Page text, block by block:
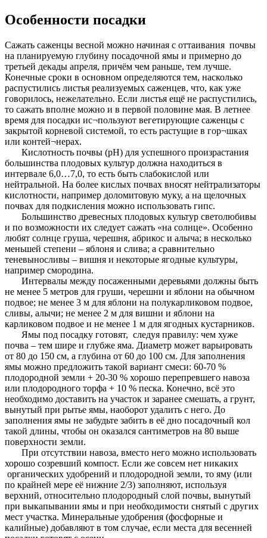
Особенности посадки
Сажать саженцы весной можно начиная с оттаивания почвы
на планируемую глубину посадочной ямы и примерно до
третьей декады апреля, причём чем раньше, тем лучше.
Конечные сроки в основном определяются тем, насколько
распустились листья реализуемых саженцев, что, как уже
говорилось, нежелательно. Если листья ещё не распустились,
то сажать вполне можно и в первой половине мая. В летнее
время для посадки ис¬пользуют вегетирующие саженцы с
закрытой корневой системой, то есть растущие в гор¬шках
или контей¬нерах.
Кислотность почвы (рН) для успешного произрастания
большинства плодовых культур должна находиться в
интервале 6,0…7,0, то есть быть слабокислой или
нейтральной. На более кислых почвах вносят нейтрализаторы
кислотности, например доломитовую муку, а на щелочных
почвах для подкисления можно использовать гипс.
Большинство древесных плодовых культур светолюбивы
и по возможности их следует сажать «на солнце». Особенно
любят солнце груша, черешня, абрикос и алыча; в несколько
меньшей степени – яблоня и слива; а сравнительно
теневыносливы – вишня и некоторые ягодные культуры,
например смородина.
Интервалы между посаженными деревьями должны быть
не менее 5 метров для груши, черешни и яблони на обычном
подвое; не менее 3 м для яблони на полукарликовом подвое,
сливы, алычи; не менее 2 м для вишни и яблони на
карликовом подвое и не менее 1 м для ягодных кустарников.
Ямы под посадку готовят, следуя правилу: чем хуже
почва – тем шире и глубже яма. Диаметр может варьировать
от 80 до 150 см, а глубина от 60 до 100 см. Для заполнения
ямы можно предложить такой вариант смеси: 60-70 %
плодородной земли + 20-30 % хорошо перепревшего навоза
или плодородного торфа + 10 % песка. Конечно, всё это
необходимо доставить на участок и заранее смешать, а грунт,
вынутый при рытье ямы, наоборот удалить с него. До
заполнения ямы не забудьте забить в её дно посадочный кол
такой длины, чтобы он оказался сантиметров на 80 выше
поверхности земли.
При отсутствии навоза, вместо него можно использовать
хорошо созревший компост. Если же совсем нет никаких
органических удобрений и плодородной земли, то яму (или
по крайней мере её нижние 2/3) заполняют, используя
верхний, относительно плодородный слой почвы, вынутый
при выкапывании ямы и при необходимости снятый с других
мест участка. Минеральные удобрения (фосфорные и
калийные) добавляют в том случае, если места для весенней